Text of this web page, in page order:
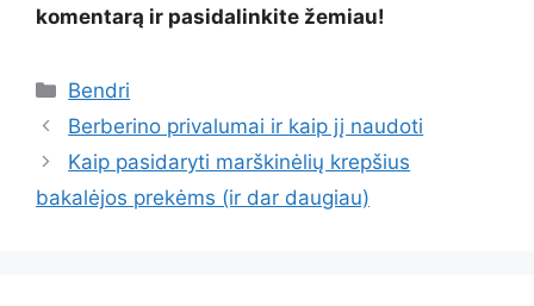
komentarą ir pasidalinkite žemiau!
Kategorijos
Bendri
Berberino privalumai ir kaip jį naudoti
Kaip pasidaryti marškinėlių krepšius
bakalėjos prekėms (ir dar daugiau)